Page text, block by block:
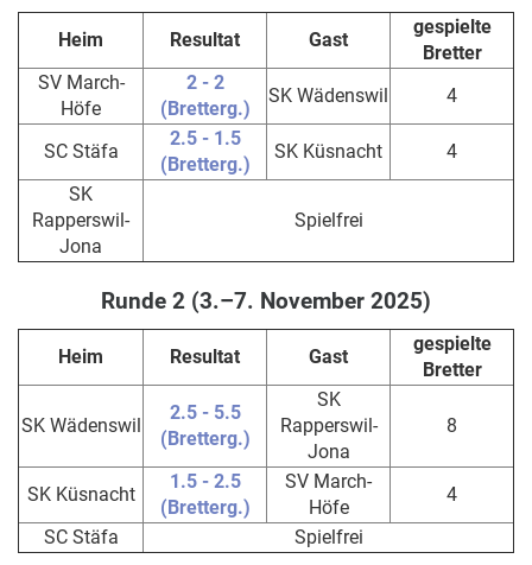
Heim Resultat Gast
gespielte
Bretter
SV March-
Höfe
2 - 2
(Bretterg.)
SK Wädenswil 4
SC Stäfa
2.5 - 1.5
(Bretterg.)
SK Küsnacht
4
SK
Rapperswil-
Jona
Spielfrei
Runde 2 (3.–7. November 2025)
Heim Resultat Gast
gespielte
Bretter
SK Wädenswil
2.5 - 5.5
(Bretterg.)
SK
Rapperswil-
Jona
8
SK Küsnacht
1.5 - 2.5
(Bretterg.)
SV March-
Höfe
4
SC Stäfa
Spielfrei